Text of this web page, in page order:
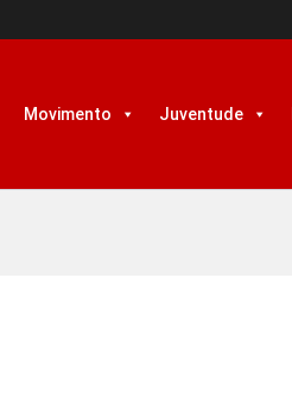
Movimento Juventude